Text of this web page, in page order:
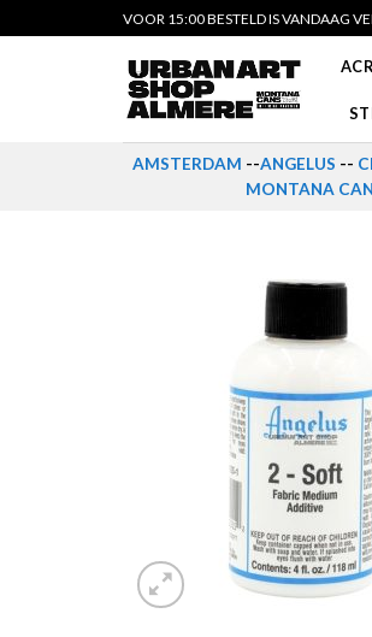
to
VOOR 15:00 BESTELD IS VANDAAG
AMSTERDAM --ANGELUS --
MONTANA